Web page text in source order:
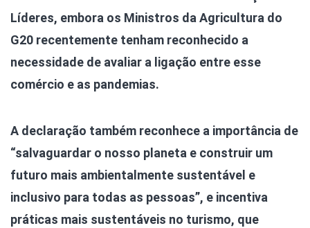
Líderes, embora os Ministros da Agricultura do
G20 recentemente tenham reconhecido a
necessidade de avaliar a ligação entre esse
comércio e as pandemias.
A declaração também reconhece a importância de
“salvaguardar o nosso planeta e construir um
futuro mais ambientalmente sustentável e
inclusivo para todas as pessoas”, e incentiva
práticas mais sustentáveis no turismo, que